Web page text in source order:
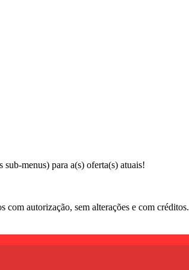
menus) para a(s) oferta(s) atuais!
autorização, sem alterações e com créditos.